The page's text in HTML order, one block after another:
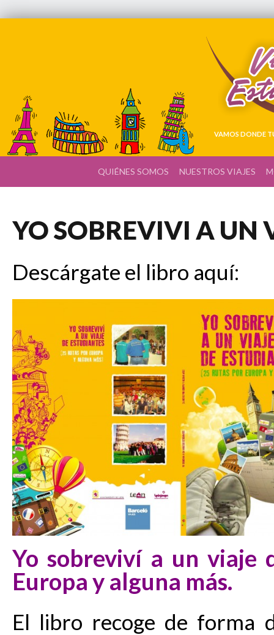
VAMOS DONDE
QUIÉNES SOMOS NUESTROS VIAJES
YO SOBREVIVI A UN
Descárgate el libro aquí:
Yo sobreviví a un viaje
Europa y alguna más.
El libro recoge de forma